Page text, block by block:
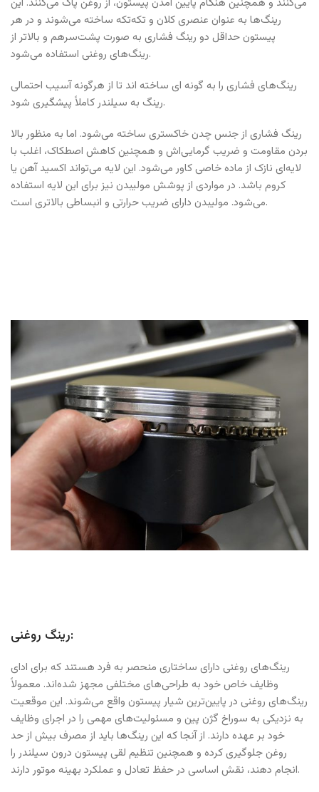
می‌کنند و همچنین هنگام پایین آمدن پیستون، از روغن پاک می‌کنند. این
رینگ‌ها به عنوان عنصری کلان و تکه‌تکه ساخته می‌شوند و در هر
پیستون حداقل دو رینگ فشاری به صورت پشت‌سرهم و بالاتر از
رینگ‌های روغنی استفاده می‌شود.
رینگ‌های فشاری را به گونه ای ساخته اند تا از هرگونه آسیب احتمالی
رینگ به سیلندر کاملاً پیشگیری شود.
رینگ فشاری از جنس چدن خاکستری ساخته می‌شود. اما به منظور بالا
بردن مقاومت و ضریب گرمایی‌اش و همچنین کاهش اصطکاک، اغلب با
لایه‌ای نازک از ماده خاصی کاور می‌شود. این لایه می‌تواند اکسید آهن یا
کروم باشد. در مواردی از پوشش مولیبدن نیز برای این لایه استفاده
می‌شود. مولیبدن دارای ضریب حرارتی و انبساطی بالاتری است.
رینگ روغنی:
رینگ‌های روغنی دارای ساختاری منحصر به فرد هستند که برای ادای
وظایف خاص خود به طراحی‌های مختلفی مجهز شده‌اند. معمولاً
رینگ‌های روغنی در پایین‌ترین شیار پیستون واقع می‌شوند. این موقعیت
به نزدیکی به سوراخ گژن پین و مسئولیت‌های مهمی را در اجرای وظایف
خود بر عهده دارند. از آنجا که این رینگ‌ها باید از مصرف بیش از حد
روغن جلوگیری کرده و همچنین تنظیم لقی پیستون درون سیلندر را
انجام دهند، نقش اساسی در حفظ تعادل و عملکرد بهینه موتور دارند.